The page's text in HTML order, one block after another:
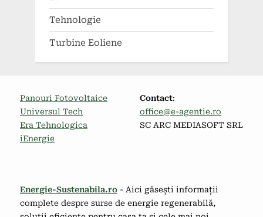
Tehnologie
Turbine Eoliene
Panouri Fotovoltaice
Universul Tech
Era Tehnologica
iEnergie
Contact:
office@e-agentie.ro
SC ARC MEDIASOFT SRL
Energie-Sustenabila.ro - Aici găsești informații
complete despre surse de energie regenerabilă,